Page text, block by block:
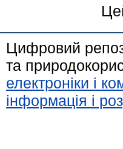
Цифровий
та
електроніки і
інформація і